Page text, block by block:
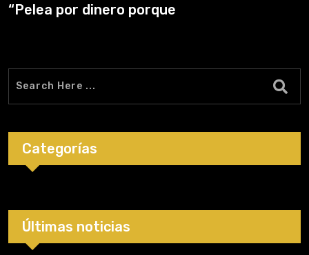
“Pelea por dinero porque
Categorías
Últimas noticias